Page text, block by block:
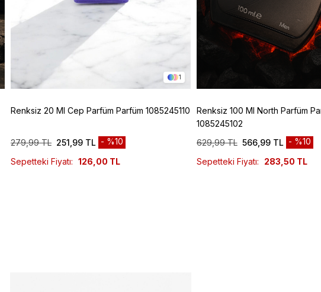
1
Renksiz 20 Ml Cep Parfüm Parfüm 1085245110
279,99 TL 251,99 TL
%10
Sepetteki Fiyatı: 126,00 TL
Renksiz 100 Ml North Parfüm
1085245102
629,99 TL 566,99 TL
%10
Sepetteki Fiyatı:
283,50 TL